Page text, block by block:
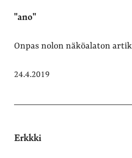
"ano"
Onpas nolon näköalaton
24.4.2019
Erkkki